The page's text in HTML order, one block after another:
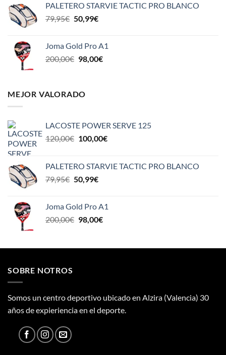
era:
120,00€.
es:
PALETERO STARVIE TACTIC PRO BLANCO
79,95€ El
era:
79,95€.
50,99€El
es:
50,99€.
Joma Gold Pro A1
200,00€ El
era:
200,00€.
98,00€El
MEJOR VALORADO
LACOSTE POWER SERVE 125
120,00€ El
era:
120,00€.
100,00€El
es:
PALETERO STARVIE TACTIC PRO BLANCO
79,95€ El
era:
79,95€.
50,99€El
es:
50,99€.
Joma Gold Pro A1
200,00€ El
era:
98,00€El
es:
SOBRE NOTROS
Somos un centro deportivo ubicado en Alzira (Valencia) 30
años de expieriencia en el deporte.